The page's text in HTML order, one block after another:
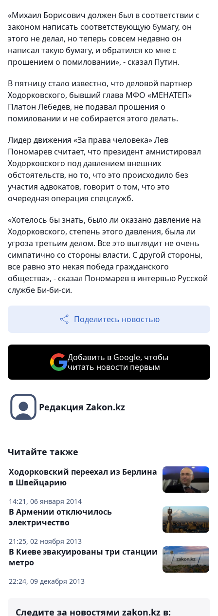
«Михаил Борисович должен был в соответствии с
законом написать соответствующую бумагу, он
этого не делал, но теперь совсем недавно он
написал такую бумагу, и обратился ко мне с
прошением о помиловании», - сказал Путин.
В пятницу стало известно, что деловой партнер
Ходорковского, бывший глава МФО «МЕНАТЕП»
Платон Лебедев, не подавал прошения о
помиловании и не собирается этого делать.
Лидер движения «За права человека» Лев
Пономарев считает, что президент амнистировал
Ходорковского под давлением внешних
обстоятельств, но то, что это происходило без
участия адвокатов, говорит о том, что это
очередная операция спецслужб.
«Хотелось бы знать, было ли оказано давление на
Ходорковского, степень этого давления, была ли
угроза третьим делом. Все это выглядит не очень
симпатично со стороны власти. С другой стороны,
все равно это некая победа гражданского
общества», - сказал Пономарев в интервью Русской
службе Би-би-си.
Поделитесь новостью
Добавить в Google, чтобы
читать новости первым
Редакция Zakon.kz
Читайте также
14:21, 06 января 2014
Ходорковский переехал из Берлина
в Швейцарию
21:25, 02 ноября 2013
В Армении отключилось
электричество
22:24, 09 декабря 2013
В Киеве эвакуированы три станции
метро
Следите за новостями zakon.kz в: